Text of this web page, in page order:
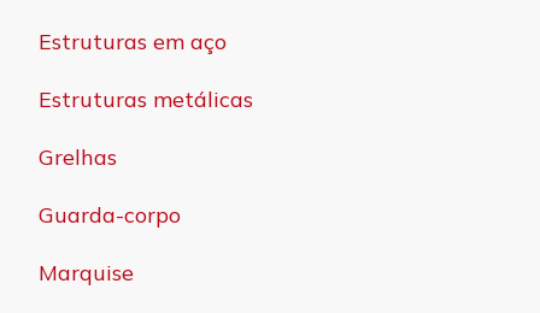
Estruturas em aço
Estruturas metálicas
Grelhas
Guarda-corpo
Marquise